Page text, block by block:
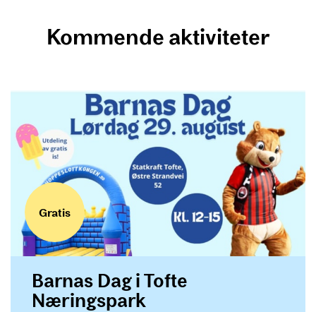
Kommende aktiviteter
Gratis
Barnas Dag i Tofte
Næringspark